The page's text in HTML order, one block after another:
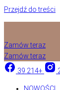
Przejdź do treści
Wietrzymy
Zamów teraz
Zamów teraz
39 214+